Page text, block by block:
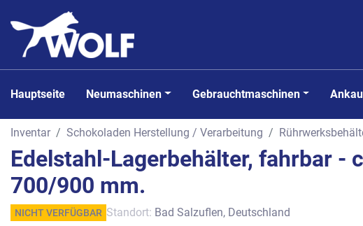
Hauptseite Neumaschinen Gebrauchtmaschinen
Inventar Schokoladen Herstellung / Verarbeitung
Edelstahl-Lagerbehälter, fahrbar -
700/900 mm.
NICHT VERFÜGBAR Standort: Bad Salzuflen, Deutschland